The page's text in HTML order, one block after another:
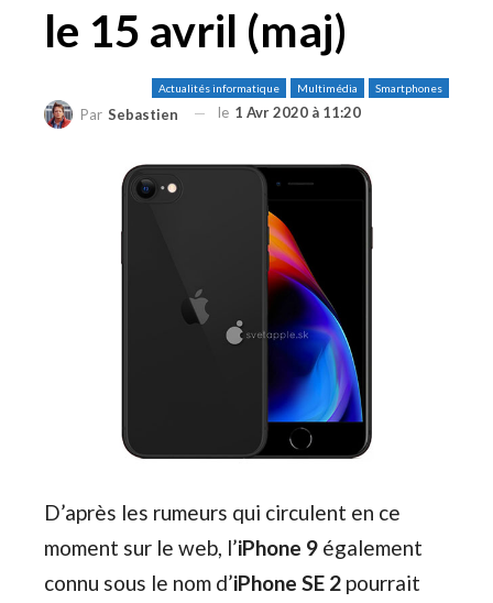
le 15 avril (maj)
Actualités informatique Multimédia Smartphones
Par Sebastien le 1 Avr 2020 à 11:20
D’après les rumeurs qui circulent en ce
moment sur le web, l’iPhone 9 également
connu sous le nom d’iPhone SE 2 pourrait